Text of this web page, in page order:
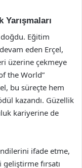
doğdu. Eğitim
eden Erçel,
üzerine çekmeye
the World”
bu süreçte hem
kazandı. Güzellik
kariyerine de
ifade etme,
fırsatı